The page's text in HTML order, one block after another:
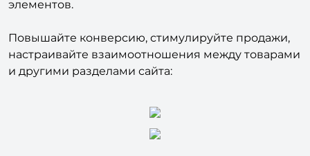
элементов.
Повышайте конверсию, стимулируйте продажи,
настраивайте взаимоотношения между товарами
и другими разделами сайта: